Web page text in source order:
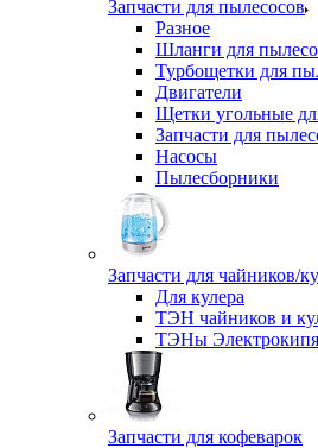
Запчасти для пылесосов
Разное
Шланги для
Турбощетки для
Двигатели
Щетки угольные
Запчасти для
Насосы
Пылесборники
Запчасти для чайников/
Для кулера
ТЭН чайников и
ТЭНы
Запчасти для кофеварок